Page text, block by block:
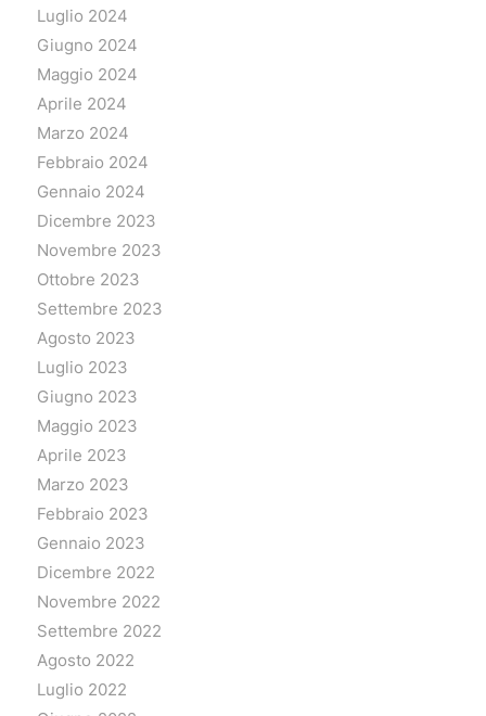
Luglio 2024
Giugno 2024
Maggio 2024
Aprile 2024
Marzo 2024
Febbraio 2024
Gennaio 2024
Dicembre 2023
Novembre 2023
Ottobre 2023
Settembre 2023
Agosto 2023
Luglio 2023
Giugno 2023
Maggio 2023
Aprile 2023
Marzo 2023
Febbraio 2023
Gennaio 2023
Dicembre 2022
Novembre 2022
Settembre 2022
Agosto 2022
Luglio 2022